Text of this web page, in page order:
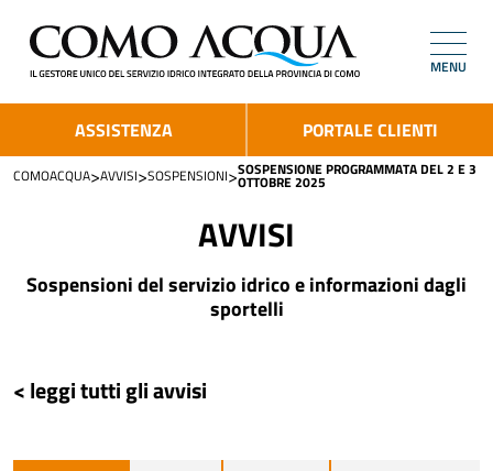
MENU
ASSISTENZA PORTALE CLIENTI
COMOACQUA>AVVISI>SOSPENSIONI>SOSPENSIONE PROGRAMMATA DEL 2 E 3
OTTOBRE 2025
AVVISI
Sospensioni del servizio idrico e informazioni dagli
sportelli
< leggi tutti gli avvisi